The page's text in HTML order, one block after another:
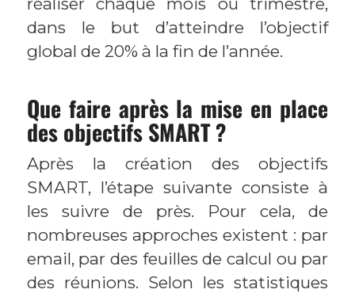
dans le but d’atteindre l’objectif
global de 20% à la fin de l’année.
Que faire après la mise en place
des objectifs SMART ?
Après la création des objectifs
SMART, l’étape suivante consiste à
les suivre de près. Pour cela, de
nombreuses approches existent : par
email, par des feuilles de calcul ou par
des réunions. Selon les statistiques